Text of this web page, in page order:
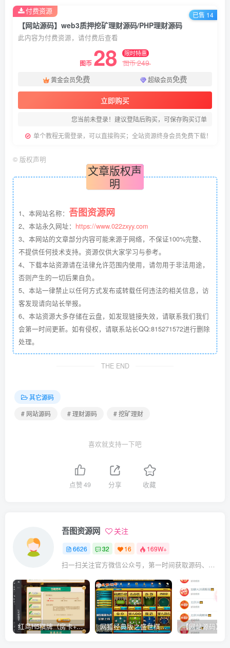
【网站源码】web3质押挖矿理财源码/PHP理财源码
此内容为付费资源，请付费后查看
图币 28 限时特惠
图币249
黄金会员免费 超级会员免费
立即购买
您当前未登录！建议登陆后购买，可保存购买订单
单个教程无需登录，可以直接购买；全站资源终身会员免费下载！
付费资源 已售 14
© 版权声明
文章版权声
明
1、本网站名称： 吾图资源网
2、本站永久网址： https://www.022zxyy.com
3、本网站的文章部分内容可能来源于网络，不保证100%完整、
不提供任何技术支持。资源仅供大家学习与参考。
4、下载本站资源请在法律允许范围内使用，请勿用于非法用途，
否则产生的一切后果自负。
5、本站一律禁止以任何方式发布或转载任何违法的相关信息，访
客发现请向站长举报。
6、本站资源大多存储在云盘，如发现链接失效，请联系我们我们
会第一时间更新。如有侵权，请联系站长QQ:815271572进行删除
处理。
THE END
其它源码
# 网站源码
# 理财源码 # 挖矿理财
喜欢就支持一下吧
点赞49 分享 收藏
吾图资源网 关注
6626 32 16 169W+
扫一扫关注官方微信公众号，第一时间获取源码、网赚项目资源教程，自媒体等知识干货，让互联网创业赚钱更简单。
红鸟H5棋牌（房卡+金币）全套双模式游戏源码 网狐经典版之盛世棋牌完整游戏源码（包含文档、架设教程、网站、源代码等）